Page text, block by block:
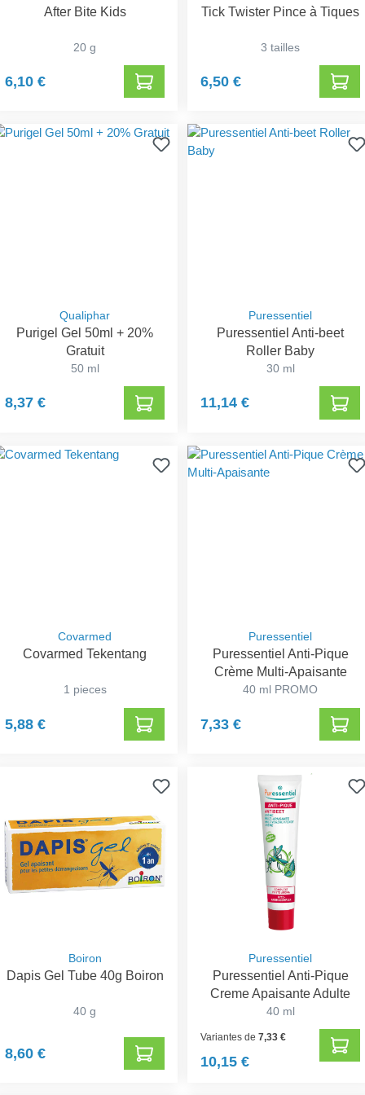
After Bite Kids
20 g
6,10 €
Tick Twister Pince à Tiques
3 tailles
6,50 €
Qualiphar
Purigel Gel 50ml + 20%
Gratuit
50 ml
8,37 €
Puressentiel
Puressentiel Anti-beet
Roller Baby
30 ml
11,14 €
Covarmed
Covarmed Tekentang
1 pieces
5,88 €
Puressentiel
Puressentiel Anti-Pique
Crème Multi-Apaisante
40 ml PROMO
7,33 €
Boiron
Dapis Gel Tube 40g Boiron
40 g
8,60 €
Puressentiel
Puressentiel Anti-Pique
Creme Apaisante Adulte
40 ml
Variantes de7,33 €
10,15 €